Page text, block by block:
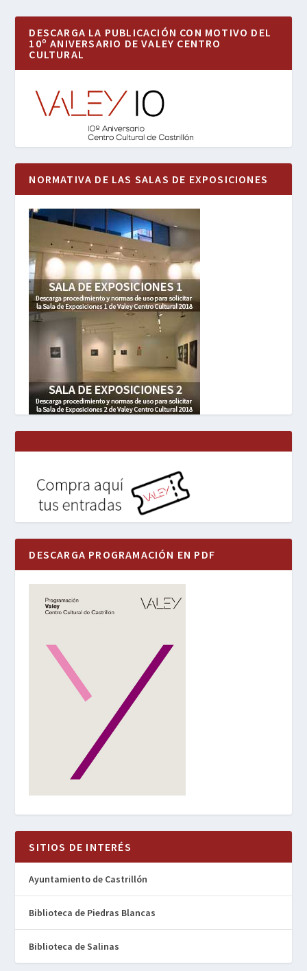
DESCARGA LA PUBLICACIÓN CON MOTIVO DEL
10º ANIVERSARIO DE VALEY CENTRO
CULTURAL
NORMATIVA DE LAS SALAS DE EXPOSICIONES
DESCARGA PROGRAMACIÓN EN PDF
SITIOS DE INTERÉS
Ayuntamiento de Castrillón
Biblioteca de Piedras Blancas
Biblioteca de Salinas